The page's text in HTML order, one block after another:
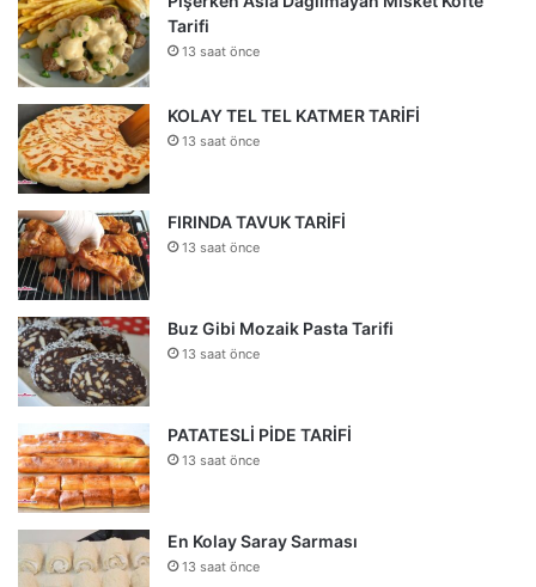
Tarifi
13 saat önce
KOLAY TEL TEL KATMER TARİFİ
13 saat önce
FIRINDA TAVUK TARİFİ
13 saat önce
Buz Gibi Mozaik Pasta Tarifi
13 saat önce
PATATESLİ PİDE TARİFİ
13 saat önce
En Kolay Saray Sarması
13 saat önce